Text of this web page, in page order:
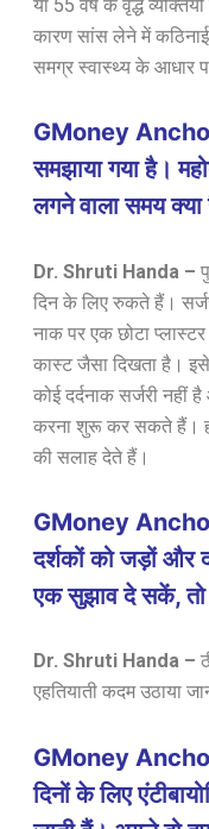
या 55 वर्ष के वृद्ध
कारण सांस लेने में
समग्र स्वास्थ्य के आधार
GMoney
समझाया गया है।
लगने वाला समय
Dr. Shruti Handa –
दिन के लिए रुकते हैं।
नाक पर एक छोटा
कास्ट जैसा दिखता है।
कोई दर्दनाक सर्जरी नहीं
करना शुरू कर सकते हैं।
की सलाह देते हैं।
GMoney
दर्शकों को जड़ों और
एक सुझाव दे सकें, तो
Dr. Shruti Handa –
एहतियाती कदम उठाया
GMoney Anchor
दिनों के लिए